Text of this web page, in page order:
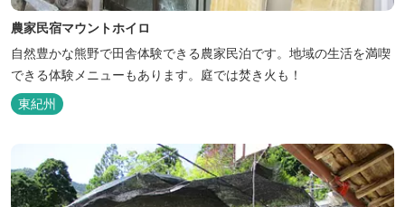
農家民宿マウントホイロ
自然豊かな熊野で田舎体験できる農家民泊です。地域の生活を満喫
できる体験メニューもあります。庭では焚き火も！
東紀州